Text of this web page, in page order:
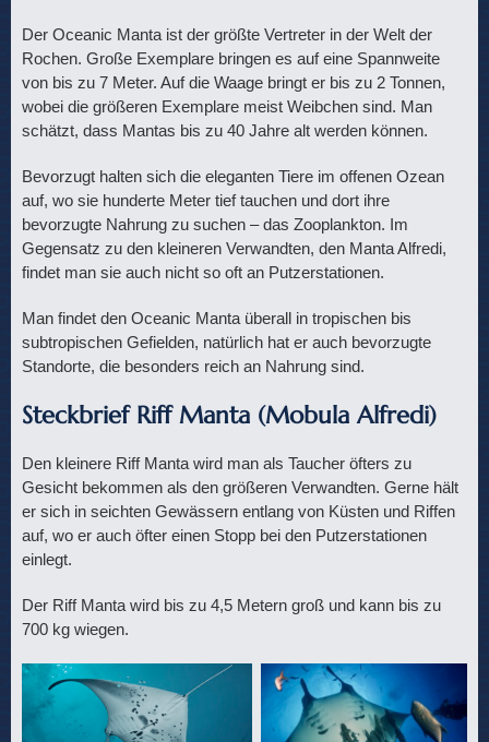
Der Oceanic Manta ist der größte Vertreter in der Welt der
Rochen. Große Exemplare bringen es auf eine Spannweite
von bis zu 7 Meter. Auf die Waage bringt er bis zu 2 Tonnen,
wobei die größeren Exemplare meist Weibchen sind. Man
schätzt, dass Mantas bis zu 40 Jahre alt werden können.
Bevorzugt halten sich die eleganten Tiere im offenen Ozean
auf, wo sie hunderte Meter tief tauchen und dort ihre
bevorzugte Nahrung zu suchen – das Zooplankton. Im
Gegensatz zu den kleineren Verwandten, den Manta Alfredi,
findet man sie auch nicht so oft an Putzerstationen.
Man findet den Oceanic Manta überall in tropischen bis
subtropischen Gefielden, natürlich hat er auch bevorzugte
Standorte, die besonders reich an Nahrung sind.
Steckbrief Riff Manta (Mobula Alfredi)
Den kleinere Riff Manta wird man als Taucher öfters zu
Gesicht bekommen als den größeren Verwandten. Gerne hält
er sich in seichten Gewässern entlang von Küsten und Riffen
auf, wo er auch öfter einen Stopp bei den Putzerstationen
einlegt.
Der Riff Manta wird bis zu 4,5 Metern groß und kann bis zu
700 kg wiegen.